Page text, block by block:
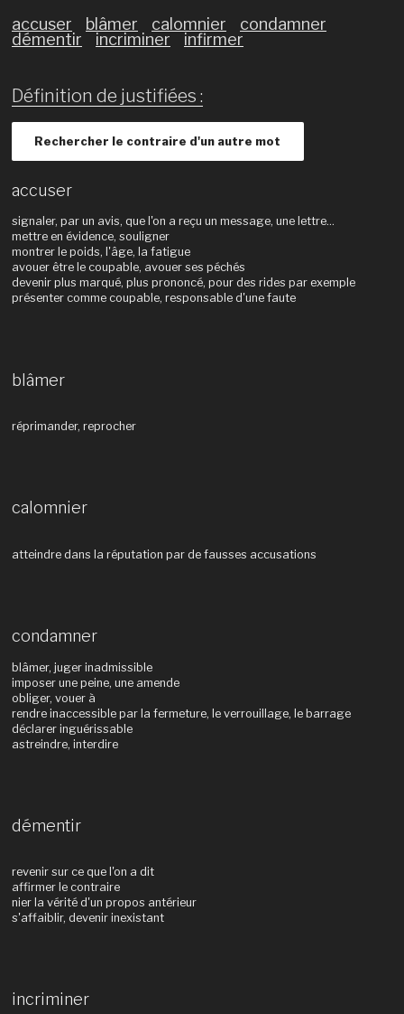
accuser blâmer calomnier
condamner
démentir
incriminer infirmer
Définition de justifiées :
Rechercher le contraire d'un autre mot
accuser
signaler, par un avis, que l'on a reçu un message, une lettre...
mettre en évidence, souligner
montrer le poids, l'âge, la fatigue
avouer être le coupable, avouer ses péchés
devenir plus marqué, plus prononcé, pour des rides par exemple
présenter comme coupable, responsable d'une faute
blâmer
réprimander, reprocher
calomnier
atteindre dans la réputation par de fausses accusations
condamner
blâmer, juger inadmissible
imposer une peine, une amende
obliger, vouer à
rendre inaccessible par la fermeture, le verrouillage, le barrage
déclarer inguérissable
astreindre, interdire
démentir
revenir sur ce que l'on a dit
affirmer le contraire
nier la vérité d'un propos antérieur
s'affaiblir, devenir inexistant
incriminer